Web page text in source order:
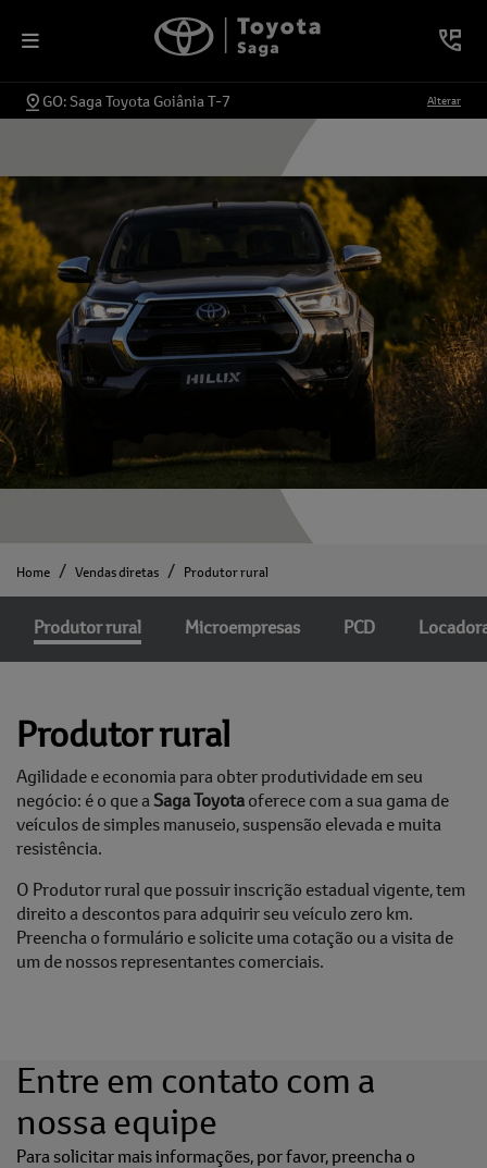
GO: Saga Toyota Goiânia T-7 Alterar
Home Vendas diretas Produtor rural
Microempresas PCD
Produtor rural
Produtor rural
Agilidade e economia para obter produtividade em seu
negócio: é o que aSaga Toyotaoferece com a sua gama de
veículos de simples manuseio, suspensão elevada e muita
resistência.
O Produtor rural que possuir inscrição estadual vigente, tem
direito a descontos para adquirir seu veículo zero km.
Preencha o formulário e solicite uma cotação ou a visita de
um de nossos representantes comerciais.
Entre em contato com a
nossa equipe
Para solicitar mais informações, por favor, preencha o